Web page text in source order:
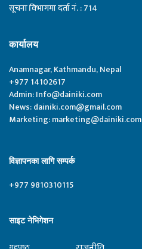
सूचना विभागमा दर्ता नं. : 714
कार्यालय
Anamnagar, Kathmandu, Nepal
+977 14102617
Admin:Info@dainiki.com
News:dainiki.com@gmail.com
Marketing:marketing@dainiki.com
विज्ञापनका लागि सम्पर्क
+977 9810310115
साइट नेभिगेशन